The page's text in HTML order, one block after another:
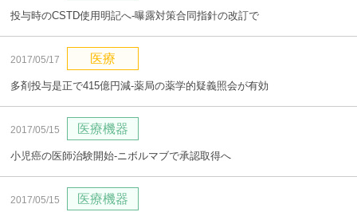
投与時のCSTD使用明記へ‐曝露対策合同指針の改訂で
2017/05/17 医療
多剤投与是正で415億円減‐薬局の薬学的疑義照会が有効
2017/05/15 医療機器
小児癌の医師治験開始‐ニボルマブで承認取得へ
2017/05/15 医療機器